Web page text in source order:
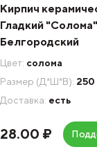
Кирпич
Гладкий
Белгородский
Цвет: солома
Размер (Д*Ш*В): 250
Доставка: есть
28.00 ₽